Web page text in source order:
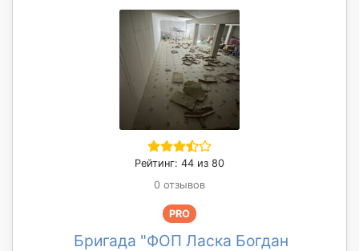
Рейтинг: 44 из 80
0 отзывов
PRO
Бригада "ФОП Ласка Богдан